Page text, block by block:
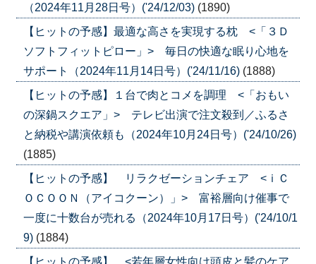
（2024年11月28日号）('24/12/03) (1890)
【ヒットの予感】最適な高さを実現する枕 <「３Ｄ
ソフトフィットピロー」> 毎日の快適な眠り心地を
サポート（2024年11月14日号）('24/11/16) (1888)
【ヒットの予感】１台で肉とコメを調理 <「おもい
の深鍋スクエア」> テレビ出演で注文殺到／ふるさ
と納税や講演依頼も（2024年10月24日号）('24/10/26)
(1885)
【ヒットの予感】 リラクゼーションチェア <ｉＣ
ＯＣＯＯＮ（アイコクーン）」> 富裕層向け催事で
一度に十数台が売れる（2024年10月17日号）('24/10/1
9) (1884)
【ヒットの予感】 <若年層女性向け頭皮と髪のケア